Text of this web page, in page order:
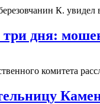
К. увидел
дня:
комитета